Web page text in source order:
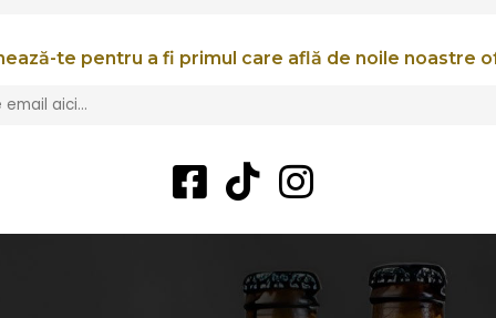
te pentru a fi primul care află de noile noastre